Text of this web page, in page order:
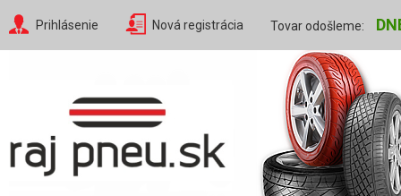
Prihlásenie Nová registrácia Tovar odošleme: